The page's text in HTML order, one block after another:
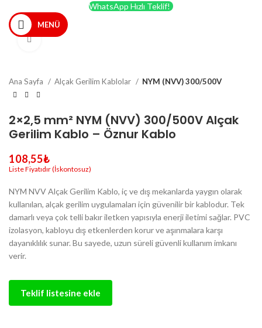
WhatsApp Hızlı Teklif!
MENÜ
Büyütmek için tıklayın
Ana Sayfa Alçak Gerilim Kablolar NYM (NVV) 300/500V
2×2,5 mm² NYM (NVV) 300/500V Alçak
Gerilim Kablo – Öznur Kablo
108,55₺
NYM NVV Alçak Gerilim Kablo, iç ve dış mekanlarda yaygın olarak
kullanılan, alçak gerilim uygulamaları için güvenilir bir kablodur. Tek
damarlı veya çok telli bakır iletken yapısıyla enerji iletimi sağlar. PVC
izolasyon, kabloyu dış etkenlerden korur ve aşınmalara karşı
dayanıklılık sunar. Bu sayede, uzun süreli güvenli kullanım imkanı
verir.
Teklif listesine ekle